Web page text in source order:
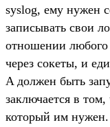
syslog, ему нужен
записывать свои
отношении
через сокеты, и
A должен быть
заключается в
который им нужен.